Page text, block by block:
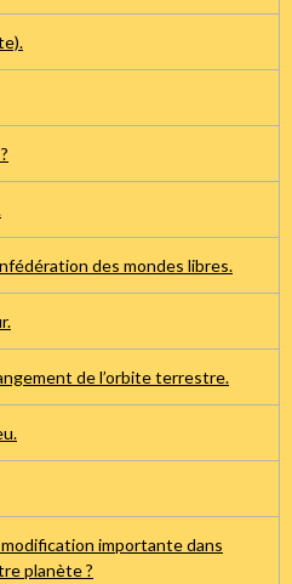
des mondes libres.
de l’orbite terrestre.
importante dans
planète ?